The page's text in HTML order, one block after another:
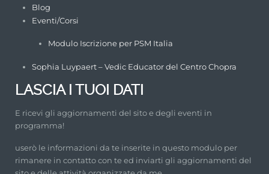
Blog
Eventi/Corsi
Modulo Iscrizione per PSM Italia
Sophia Luypaert – Vedic Educator del Centro Chopra
LASCIA I TUOI DATI
E ricevi gli aggiornamenti del sito e degli eventi in
programma!
userò le informazioni da te inserite in questo modulo per
rimanere in contatto con te ed inviarti gli aggiornamenti del